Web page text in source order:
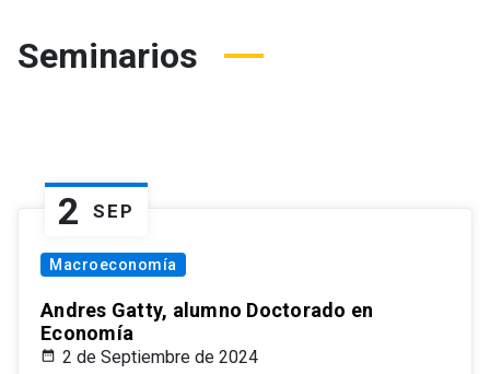
Seminarios
2 SEP
Macroeconomía
Andres Gatty, alumno Doctorado en
Economía
2 de Septiembre de 2024